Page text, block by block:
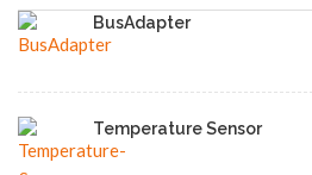
BusAdapter
Temperature Sensor